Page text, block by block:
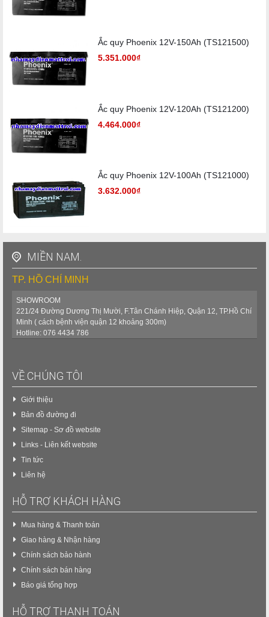
Ắc quy Phoenix 12V-150Ah (TS121500)
5.351.000₫
Ắc quy Phoenix 12V-120Ah (TS121200)
4.464.000₫
Ắc quy Phoenix 12V-100Ah (TS121000)
3.632.000₫
MIỀN NAM.
TP. HỒ CHÍ MINH
SHOWROOM
221/24 Đường Dương Thị Mười, F.Tân Chánh Hiệp, Quận 12, TP.Hồ Chí
Minh ( cách bệnh viện quận 12 khoảng 300m)
Hotline: 076 4434 786
VỀ CHÚNG TÔI
Giới thiệu
Bản đồ đường đi
Sitemap - Sơ đồ website
Links - Liên kết website
Tin tức
Liên hệ
HỖ TRỢ KHÁCH HÀNG
Mua hàng & Thanh toán
Giao hàng & Nhận hàng
Chính sách bảo hành
Chính sách bán hàng
Báo giá tổng hợp
HỖ TRỢ THANH TOÁN